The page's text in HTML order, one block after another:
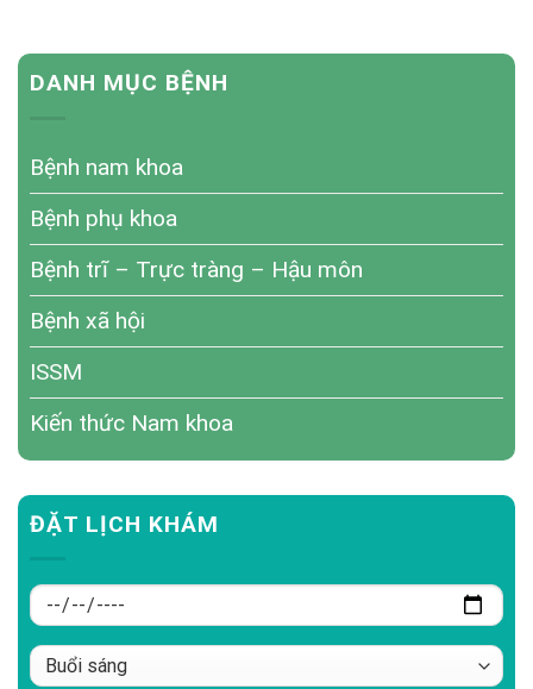
DANH MỤC BỆNH
Bệnh nam khoa
Bệnh phụ khoa
Bệnh trĩ – Trực tràng – Hậu môn
Bệnh xã hội
ISSM
Kiến thức Nam khoa
ĐẶT LỊCH KHÁM